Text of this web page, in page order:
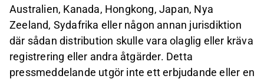
Australien, Kanada, Hongkong, Japan, Nya
Zeeland, Sydafrika eller någon annan jurisdiktion
där sådan distribution skulle vara olaglig eller kräva
registrering eller andra åtgärder. Detta
pressmeddelande utgör inte ett erbjudande eller en